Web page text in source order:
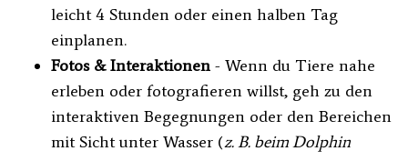
leicht 4 Stunden oder einen halben Tag
einplanen.
Fotos & Interaktionen - Wenn du Tiere nahe
erleben oder fotografieren willst, geh zu den
interaktiven Begegnungen oder den Bereichen
mit Sicht unter Wasser (z. B. beim Dolphin